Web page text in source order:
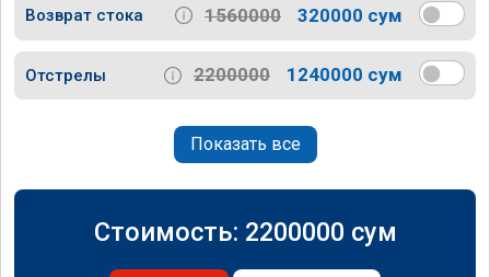
Возврат стока 1560000 320000 сум
Отстрелы 2200000 1240000 сум
Показать все
Стоимость: 2200000 сум